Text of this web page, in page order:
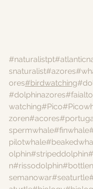
#naturalistpt
snaturalist#azores
ores#birdwatching
#dolphinazores
watching#Pico
zoren#acores
spermwhale#finwhale
pilotwhale
olphin#stripeddolphin
n#rissodolphin
semanowar#seaturtle